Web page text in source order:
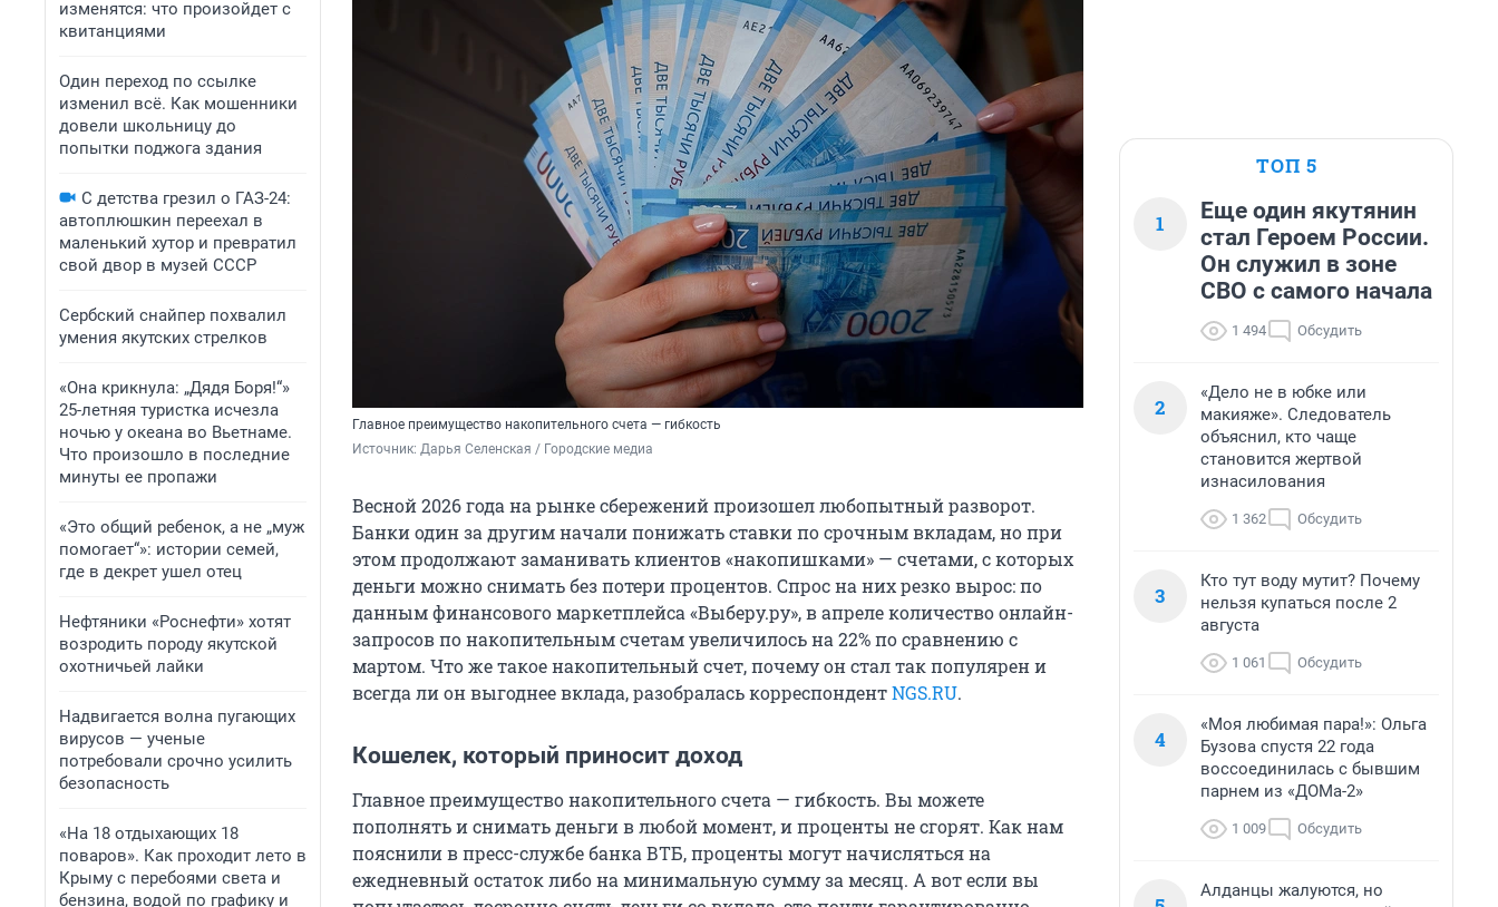
изменятся: что произойдет с
квитанциями
Один переход по ссылке
изменил всё. Как мошенники
довели школьницу до
попытки поджога здания
С детства грезил о ГАЗ-24:
автоплюшкин переехал в
маленький хутор и превратил
свой двор в музей СССР
Сербский снайпер похвалил
умения якутских стрелков
«Она крикнула: „Дядя Боря!“»
25-летняя туристка исчезла
ночью у океана во Вьетнаме.
Что произошло в последние
минуты ее пропажи
«Это общий ребенок, а не „муж
помогает“»: истории семей,
где в декрет ушел отец
Нефтяники «Роснефти» хотят
возродить породу якутской
охотничьей лайки
Надвигается волна пугающих
вирусов — ученые
потребовали срочно усилить
безопасность
«На 18 отдыхающих 18
поваров». Как проходит лето в
Крыму с перебоями света и
бензина, водой по графику и
Главное преимущество накопительного счета — гибкость
Источник: Дарья Селенская / Городские медиа
Весной 2026 года на рынке сбережений произошел любопытный разворот.
Банки один за другим начали понижать ставки по срочным вкладам, но при
этом продолжают заманивать клиентов «накопишками» — счетами, с которых
деньги можно снимать без потери процентов. Спрос на них резко вырос: по
данным финансового маркетплейса «Выберу.ру», в апреле количество онлайн-
запросов по накопительным счетам увеличилось на 22% по сравнению с
мартом. Что же такое накопительный счет, почему он стал так популярен и
всегда ли он выгоднее вклада, разобралась корреспондентNGS.RU.
Кошелек, который приносит доход
Главное преимущество накопительного счета — гибкость. Вы можете
пополнять и снимать деньги в любой момент, и проценты не сгорят. Как нам
пояснили в пресс-службе банка ВТБ, проценты могут начисляться на
ежедневный остаток либо на минимальную сумму за месяц. А вот если вы
ТОП 5
1
Еще один якутянин
стал Героем России.
Он служил в зоне
СВО с самого начала
1 494 Обсудить
2
«Дело не в юбке или
макияже». Следователь
объяснил, кто чаще
становится жертвой
изнасилования
1 362 Обсудить
3
Кто тут воду мутит? Почему
нельзя купаться после 2
августа
1 061 Обсудить
4
«Моя любимая пара!»: Ольга
Бузова спустя 22 года
воссоединилась с бывшим
парнем из «ДОМа-2»
1 009 Обсудить
Алданцы жалуются, но